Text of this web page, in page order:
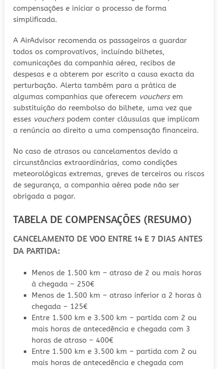
compensações e iniciar o processo de forma
simplificada.
A AirAdvisor recomenda os passageiros a guardar
todos os comprovativos, incluindo bilhetes,
comunicações da companhia aérea, recibos de
despesas e a obterem por escrito a causa exacta da
perturbação. Alerta também para a prática de
algumas companhias que oferecem vouchersem
substituição do reembolso do bilhete, uma vez que
esses voucherspodem conter cláusulas que implicam
a renúncia ao direito a uma compensação financeira.
No caso de atrasos ou cancelamentos devido a
circunstâncias extraordinárias, como condições
meteorológicas extremas, greves de terceiros ou riscos
de segurança, a companhia aérea pode não ser
obrigada a pagar.
TABELA DE COMPENSAÇÕES (RESUMO)
CANCELAMENTO DE VOO ENTRE 14 E 7 DIAS ANTES
DA PARTIDA:
Menos de 1.500 km – atraso de 2 ou mais horas
à chegada – 250€
Menos de 1.500 km – atraso inferior a 2 horas à
chegada – 125€
Entre 1.500 km e 3.500 km – partida com 2 ou
mais horas de antecedência e chegada com 3
horas de atraso – 400€
Entre 1.500 km e 3.500 km – partida com 2 ou
mais horas de antecedência e chegada com